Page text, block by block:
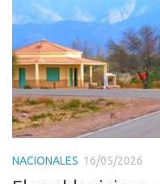
NACIONALES 16/05/2026